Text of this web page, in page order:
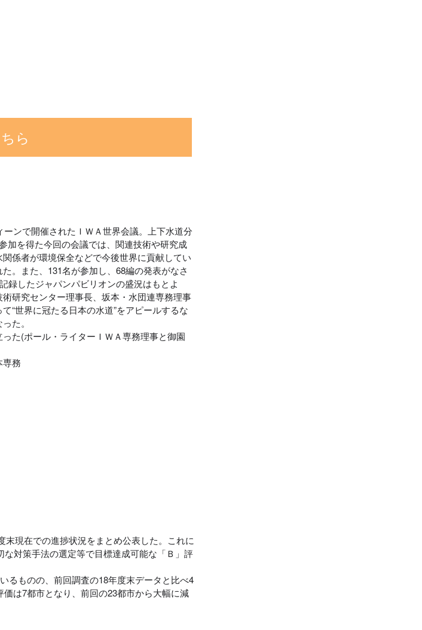
ら
ンで開催されたＩＷＡ世界会議。上下水道分
加を得た今回の会議では、関連技術や研究成
係者が環境保全などで今後世界に貢献してい
。また、131名が参加し、68編の発表がなさ
録したジャパンパビリオンの盛況はもとよ
研究センター理事長、坂本・水団連専務理事
“世界に冠たる日本の水道”をアピールするな
た。
た(ポール・ライターＩＷＡ専務理事と御園
専務
現在での進捗状況をまとめ公表した。これに
対策手法の選定等で目標達成可能な「Ｂ」評
るものの、前回調査の18年度末データと比べ4
は7都市となり、前回の23都市から大幅に減